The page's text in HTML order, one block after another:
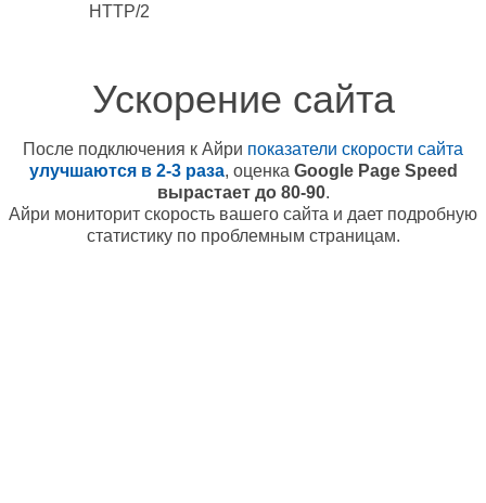
HTTP/2
Ускорение сайта
После подключения к Айри показатели скорости сайта
улучшаются в 2-3 раза, оценка Google Page Speed
вырастает до 80-90.
Айри мониторит скорость вашего сайта и дает подробную
статистику по проблемным страницам.